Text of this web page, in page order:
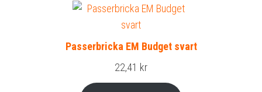
Passerbricka EM Budget svart
22,41 kr